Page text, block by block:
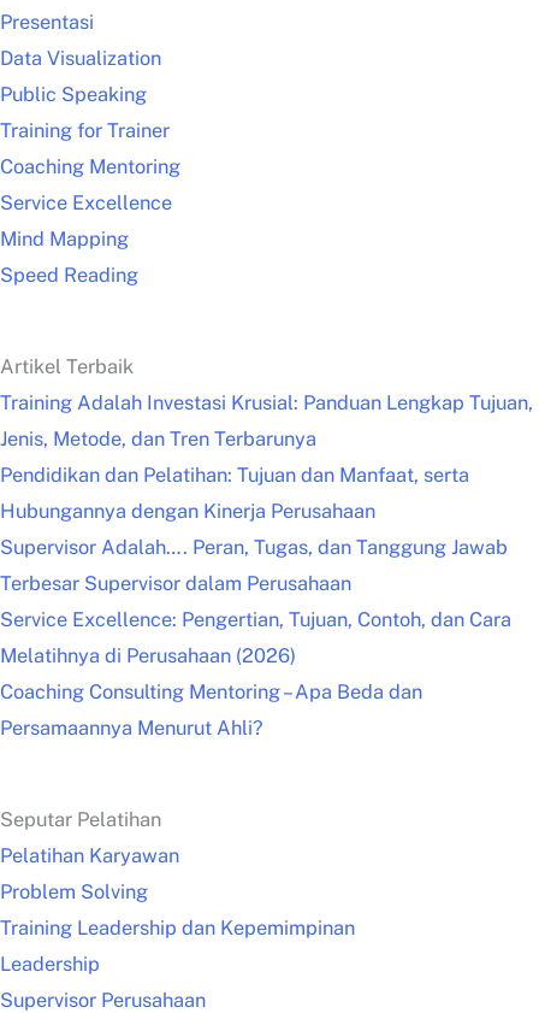
Presentasi
Data Visualization
Public Speaking
Training for Trainer
Coaching Mentoring
Service Excellence
Mind Mapping
Speed Reading
Artikel Terbaik
Training Adalah Investasi Krusial: Panduan Lengkap Tujuan,
Jenis, Metode, dan Tren Terbarunya
Pendidikan dan Pelatihan: Tujuan dan Manfaat, serta
Hubungannya dengan Kinerja Perusahaan
Supervisor Adalah…. Peran, Tugas, dan Tanggung Jawab
Terbesar Supervisor dalam Perusahaan
Service Excellence: Pengertian, Tujuan, Contoh, dan Cara
Melatihnya di Perusahaan (2026)
Coaching Consulting Mentoring – Apa Beda dan
Persamaannya Menurut Ahli?
Seputar Pelatihan
Pelatihan Karyawan
Problem Solving
Training Leadership dan Kepemimpinan
Leadership
Supervisor Perusahaan